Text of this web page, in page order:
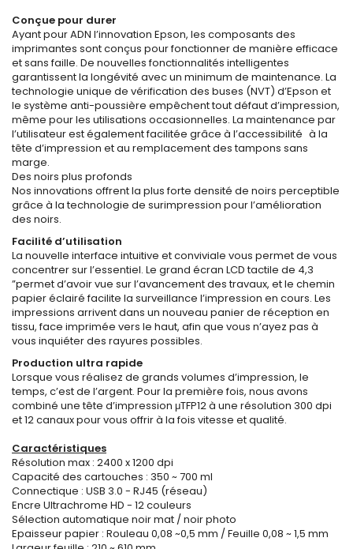
Conçue pour durer
Ayant pour ADN l’innovation Epson, les composants des
imprimantes sont conçus pour fonctionner de manière efficace
et sans faille. De nouvelles fonctionnalités intelligentes
garantissent la longévité avec un minimum de maintenance. La
technologie unique de vérification des buses (NVT) d’Epson et
le système anti-poussière empêchent tout défaut d’impression,
même pour les utilisations occasionnelles. La maintenance par
l’utilisateur est également facilitée grâce à l’accessibilité à la
tête d’impression et au remplacement des tampons sans
marge.
Des noirs plus profonds
Nos innovations offrent la plus forte densité de noirs perceptible
grâce à la technologie de surimpression pour l’amélioration
des noirs.
Facilité d’utilisation
La nouvelle interface intuitive et conviviale vous permet de vous
concentrer sur l’essentiel. Le grand écran LCD tactile de 4,3
”permet d’avoir vue sur l’avancement des travaux, et le chemin
papier éclairé facilite la surveillance l’impression en cours. Les
impressions arrivent dans un nouveau panier de réception en
tissu, face imprimée vers le haut, afin que vous n’ayez pas à
vous inquiéter des rayures possibles.
Production ultra rapide
Lorsque vous réalisez de grands volumes d’impression, le
temps, c’est de l’argent. Pour la première fois, nous avons
combiné une tête d’impression μTFP12 à une résolution 300 dpi
et 12 canaux pour vous offrir à la fois vitesse et qualité.
Caractéristiques
Résolution max : 2400 x 1200 dpi
Capacité des cartouches : 350 ~ 700 ml
Connectique : USB 3.0 - RJ45 (réseau)
Encre Ultrachrome HD - 12 couleurs
Sélection automatique noir mat / noir photo
Epaisseur papier : Rouleau 0,08 ~0,5 mm / Feuille 0,08 ~ 1,5 mm